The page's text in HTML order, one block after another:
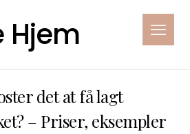
Hjem
det at få lagt
– Priser, eksempler